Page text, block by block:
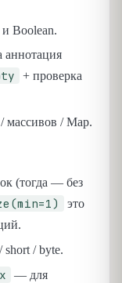
Boolean.
аннотация
+ проверка
массивов / Map.
(тогда — без
это
/ byte.
— для